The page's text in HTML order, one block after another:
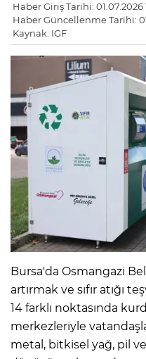
Haber Giriş Tarihi: 01.07.2026
Haber Güncellenme Tarihi:
Kaynak: IGF
Bursa'da Osmangazi
artırmak ve sıfır atığı
14 farklı noktasında
merkezleriyle
metal, bitkisel yağ, pil